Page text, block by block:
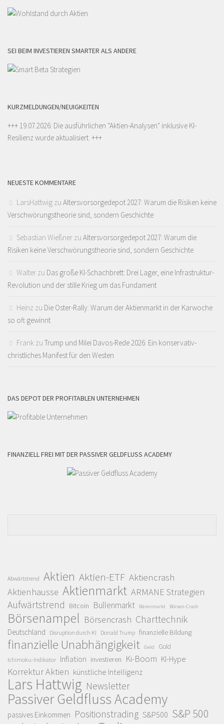
SEI BEIM INVESTIEREN SMARTER ALS ANDERE
KURZMELDUNGEN/NEUIGKEITEN
+++ 19.07.2026: Die ausführlichen "Aktien-Analysen" inklusive KI-
Resilienz wurde aktualisiert. +++
NEUESTE KOMMENTARE
LarsHattwig zu Altersvorsorgedepot 2027: Warum die Risiken keine
Verschwörungstheorie sind, sondern Geschichte
Sebastian Wießner zu Altersvorsorgedepot 2027: Warum die
Risiken keine Verschwörungstheorie sind, sondern Geschichte
Walter zu Das große KI-Schachbrett: Drei Lager, eine Infrastruktur-
Revolution und der stille Krieg um das Fundament
Heinz zu Die Oster-Rally: Warum der Aktienmarkt in der Karwoche
so oft gewinnt
Frank zu Trump und Milei Davos-Rede 2026: Ein konservativ-
christliches Manifest für den Westen
DAS DEPOT DER PROFITABLEN UNTERNEHMEN
FINANZIELL FREI MIT DER PASSIVER GELDFLUSS ACADEMY
Abwärtstrend Aktien Aktien-ETF Aktiencrash
Aktienhausse Aktienmarkt ARMANE Strategien
Aufwärtstrend Bitcoin Bullenmarkt Bärenmarkt Börsen-Crash
Börsenampel Börsencrash Charttechnik
Deutschland Disruption durch KI Donald Trump finanzielle Bildung
finanzielle Unabhängigkeit Geld Gold
Ichimoku-Indikator Inflation investieren Ki-Boom KI-Hype
Korrektur Aktien künstliche Intelligenz
Lars Hattwig Newsletter
Passiver Geldfluss Academy
passives Einkommen Positionstrading S&P500 S&P 500